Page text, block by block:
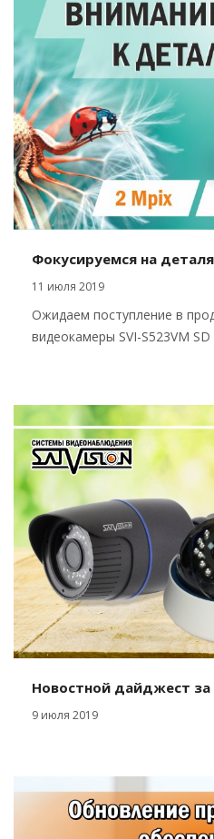
Фокусируемся на
11 июля 2019
Ожидаем поступление в
видеокамеры SVI-S523VM SD
Новостной дайджест
9 июля 2019